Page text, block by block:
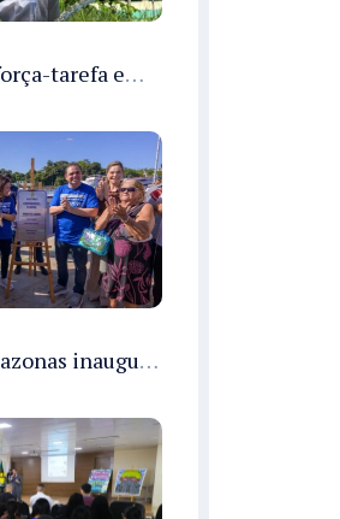
Cosama inicia força-tarefa em Anamã para fortalecer abastecimento de água e segurança hídrica da população
Governo do Amazonas inaugura primeiro Castramóvel Fluvial para atendimento veterinário às comunidades ribeirinhas e castração gratuita